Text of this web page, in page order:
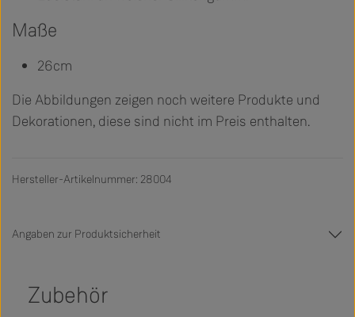
Maße
26cm
Die Abbildungen zeigen noch weitere Produkte und
Dekorationen, diese sind nicht im Preis enthalten.
Hersteller-Artikelnummer: 28004
Angaben zur Produktsicherheit
Zubehör